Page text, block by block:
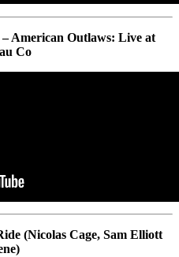
American Outlaws: Live at
Co
(Nicolas Cage, Sam Elliott